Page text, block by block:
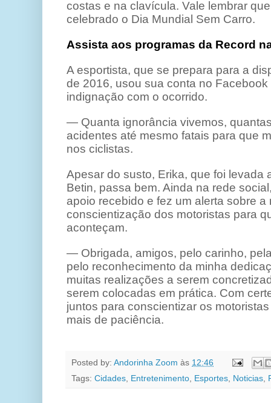
costas e na clavícula. Vale lembrar
celebrado o Dia Mundial Sem Carro.
Assista aos programas da Record
A esportista, que se prepara para a
de 2016, usou sua conta no
indignação com o ocorrido.
— Quanta ignorância vivemos,
acidentes até mesmo fatais para que
nos ciclistas.
Apesar do susto, Erika, que foi levada
Betin, passa bem. Ainda na rede
apoio recebido e fez um alerta sobre
conscientização dos motoristas para
aconteçam.
— Obrigada, amigos, pelo carinho,
pelo reconhecimento da minha
muitas realizações a serem
serem colocadas em prática. Com
juntos para conscientizar os
mais de paciência.
Posted by: Andorinha Zoom às 12:46
Tags: Cidades, Entretenimento, Esportes, Noticias,